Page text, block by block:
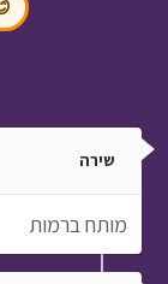
שירה
מותח ברמות